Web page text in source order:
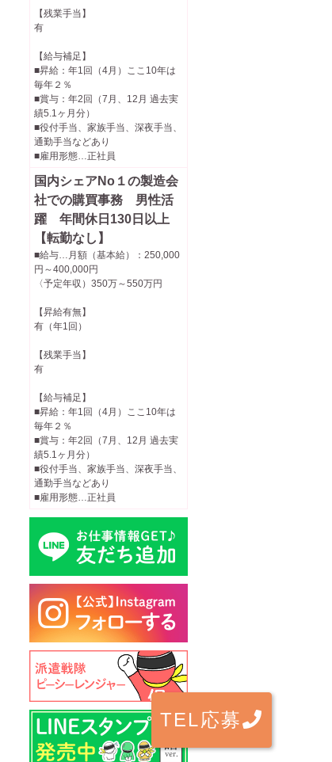
【残業手当】
有
【給与補足】
■昇給：年1回（4月）ここ10年は
毎年２％
■賞与：年2回（7月、12月 過去実
績5.1ヶ月分）
■役付手当、家族手当、深夜手当、
通勤手当などあり
■雇用形態…正社員
国内シェアNo１の製造会
社での購買事務 男性活
躍 年間休日130日以上
【転勤なし】
■給与…月額（基本給）：250,000
円～400,000円
〈予定年収）350万～550万円
【昇給有無】
有（年1回）
【残業手当】
有
【給与補足】
■昇給：年1回（4月）ここ10年は
毎年２％
■賞与：年2回（7月、12月 過去実
績5.1ヶ月分）
■役付手当、家族手当、深夜手当、
通勤手当などあり
■雇用形態…正社員
TEL応募